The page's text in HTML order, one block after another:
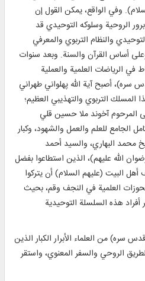
وفي الواقع، يمكن القول إن
الروحية وسلوكه التوحيدي قد
والنظام التربوي والمعرفي
أساس القرآن والسنة. وبعد سنوات
الرياضات العلمية والعملية
سره)، أصبح آية الله پهلواني طهراني
التربوي والتهذيبي العظيم؛
المرحوم آخوند ملا حسين قلي
الجامع للعلم والعمل والشهود، وكبار
محمد البهاري، والسيد أحمد
الله عليهم)، الذين استطاعوا بفضل
البيت (عليهم السلام) أن يتركوا
العلمية في النجف وقم، بحيث
هذه السلسلة التوحيدية
سره) من العلماء الأبرار الكبار الذين
الروحي والسفر المعنوي، واستقر